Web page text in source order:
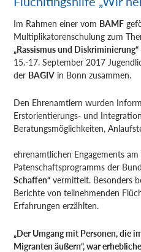
Im Rahmen einer vom BAMF
Multiplikatorenschulung zum
„Rassismus und Diskriminierung“
15.-17. September 2017
der BAGIV in Bonn zusammen.
Den Ehrenamtlern wurden
Erstorientierungs- und
Beratungsmöglichkeiten,
ehrenamtlichen Engagements am
Patenschaftsprogramms der
Schaffen“ vermittelt. Besonders
Berichte von teilnehmenden
Erfahrungen erzählten.
„Der Umgang mit Personen, die
Migranten äußern“, war